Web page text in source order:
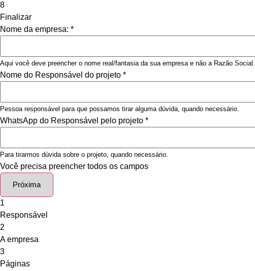
8
Finalizar
Nome da empresa: *
Aqui você deve preencher o nome real/fantasia da sua empresa e não a Razão Social.
Nome do Responsável do projeto *
Pessoa responsável para que possamos tirar alguma dúvida, quando necessário.
WhatsApp do Responsável pelo projeto *
Para tirarmos dúvida sobre o projeto, quando necessário.
Você precisa preencher todos os campos
Próxima
1
Responsável
2
A empresa
3
Páginas